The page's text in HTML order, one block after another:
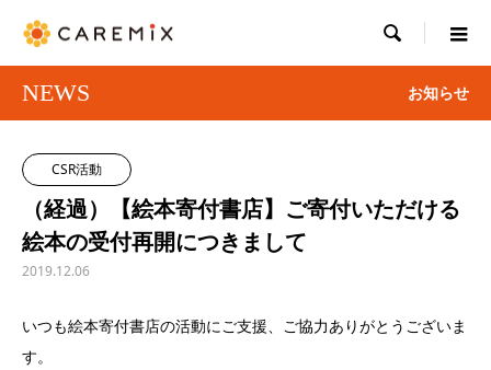

NEWS お知らせ
CSR活動
（経過）【絵本寄付書店】ご寄付いただける
絵本の受付再開につきまして
2019.12.06
いつも絵本寄付書店の活動にご支援、ご協力ありがとうございま
す。